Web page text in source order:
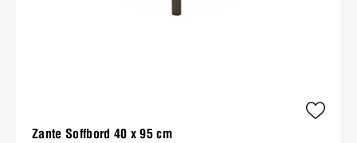
Zante Soffbord 40 x 95 cm